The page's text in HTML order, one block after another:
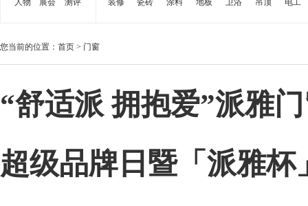
人物
展会 测评
装修
瓷砖 涂料 地板 卫浴 吊顶 电工
您当前的位置： 首页 > 门窗
“舒适派 拥抱爱”派雅
超级品牌日暨「派雅杯